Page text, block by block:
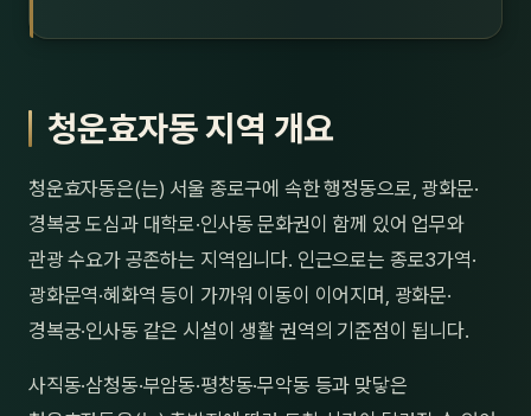
울산
24
청운효자동 지역 개요
청운효자동은(는) 서울 종로구에 속한 행정동으로, 광화문·
경복궁 도심과 대학로·인사동 문화권이 함께 있어 업무와
관광 수요가 공존하는 지역입니다. 인근으로는 종로3가역·
광화문역·혜화역 등이 가까워 이동이 이어지며, 광화문·
경복궁·인사동 같은 시설이 생활 권역의 기준점이 됩니다.
사직동·삼청동·부암동·평창동·무악동 등과 맞닿은